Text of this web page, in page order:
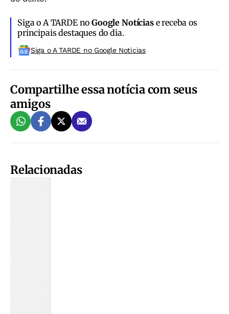
Siga o A TARDE noGoogle Notíciase receba os
principais destaques do dia.
Siga o A TARDE no Google Noticias
Compartilhe essa notícia com seus
amigos
Relacionadas